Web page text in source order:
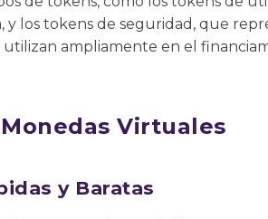
los tokens de seguridad, que
utilizan ampliamente en el
Virtuales
y Baratas